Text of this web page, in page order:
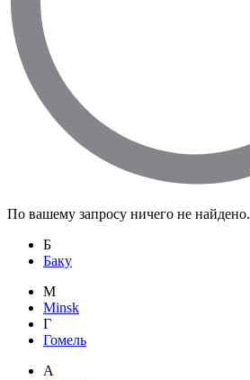
По вашему запросу ничего не найдено.
Б
Баку
M
Minsk
Г
Гомель
А